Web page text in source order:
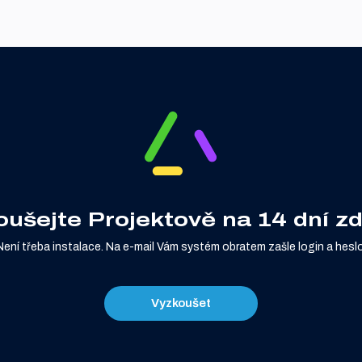
Projektově na 14 dní
třeba instalace. Na e-mail Vám systém obratem zašle login a
Vyzkoušet